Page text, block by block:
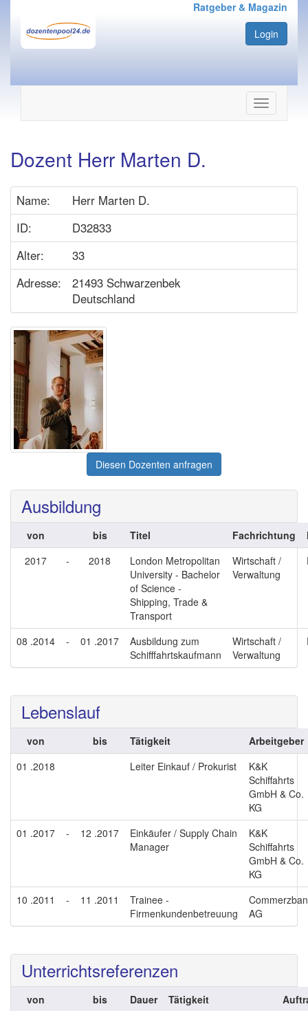
Ratgeber & Magazin
Login
Navigation
ein-/
Dozent Herr Marten D.
Name:
Herr Marten D.
ID:
D32833
Alter:
33
Adresse:
21493 Schwarzenbek
Deutschland
Diesen Dozenten anfragen
Ausbildung
von bis Titel Fachrichtung
2017
- 2018
London Metropolitan
University - Bachelor
of Science -
Shipping, Trade &
Transport
Wirtschaft /
Verwaltung
08 .2014 - 01 .2017
Ausbildung zum
Schifffahrtskaufmann
Wirtschaft /
Verwaltung
Lebenslauf
von bis Tätigkeit
Arbeitgeber
01 .2018
Leiter Einkauf / Prokurist
K&K
Schiffahrts
GmbH & Co.
KG
01 .2017
- 12 .2017
Einkäufer / Supply Chain
Manager
K&K
Schiffahrts
GmbH & Co.
KG
10 .2011
- 11 .2011
Trainee -
Firmenkundenbetreuung
AG
Unterrichtsreferenzen
von bis Dauer Tätigkeit